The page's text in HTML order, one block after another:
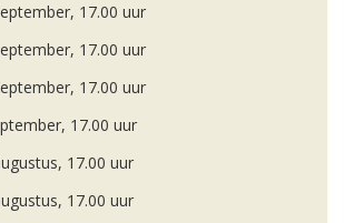
17.00 uur
17.00 uur
17.00 uur
17.00 uur
17.00 uur
17.00 uur